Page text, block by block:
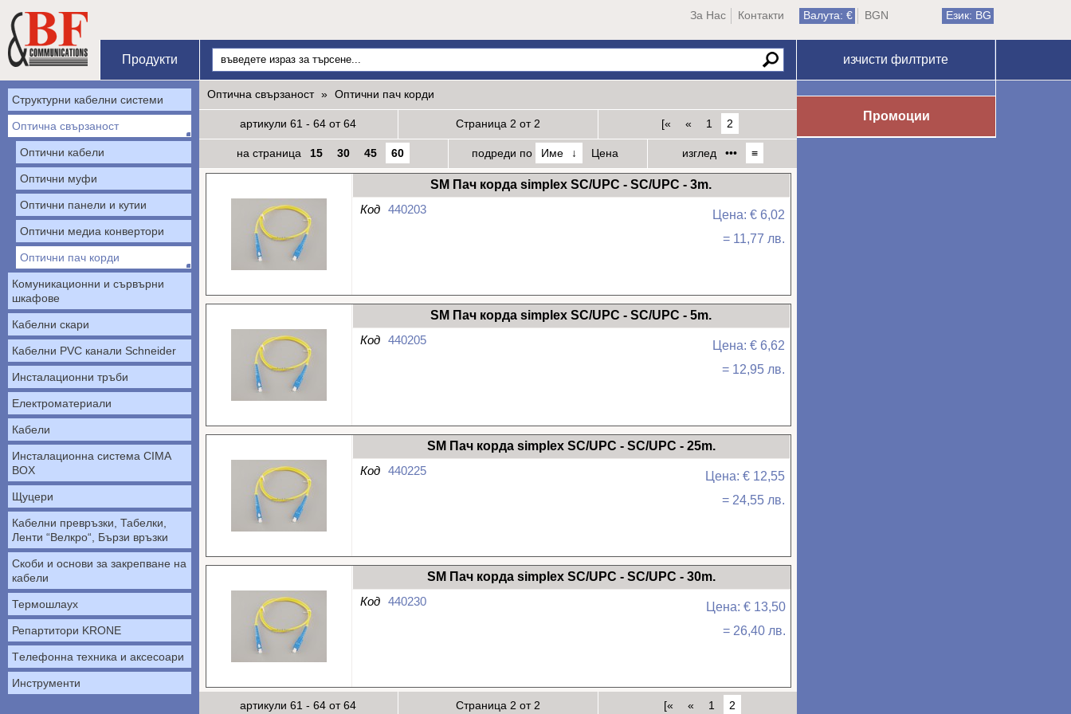
Начало
Продукти
Контакти
За Нас BGN
Валута: € Език: BG
Структурни кабелни системи
Оптична свързаност
Оптични кабели
Оптични муфи
Оптични панели и кутии
Оптични медиа конвертори
Оптични пач корди
Комуникационни и сървърни
шкафове
Кабелни скари
Кабелни PVC канали Schneider
Инсталационни тръби
Електроматериали
Кабели
Инсталационна система CIMA
BOX
Щуцери
Кабелни превръзки, Табелки,
Ленти “Велкро“, Бързи връзки
Скоби и основи за закрепване на
кабели
Термошлаух
Репартитори KRONE
Tелефонна техника и аксесоари
Инструменти
Оптична свързаност » Оптични пач корди
артикули 61 - 64 от 64 Страница 2 от 2 [« « 1 2
на страница 15 30 45 60 подреди по Име Цена изглед ••• ≡
SM Пач корда simplex SC/UPC - SC/UPC - 3m.
Код
440203
Цена: € 6,02
= 11,77 лв.
SC/UPC - SC/UPC - 5m.
SM Пач корда simplex SC/UPC - SC/UPC - 5m.
Код
440205
Цена: € 6,62
= 12,95 лв.
SM Пач корда simplex SC/UPC - SC/UPC - 25m.
Код
440225
Цена: € 12,55
= 24,55 лв.
SM Пач корда simplex SC/UPC - SC/UPC - 30m.
Код
440230
Цена: € 13,50
= 26,40 лв.
артикули 61 - 64 от 64 Страница 2 от 2 [« « 1 2
изчисти филтрите
Промоции